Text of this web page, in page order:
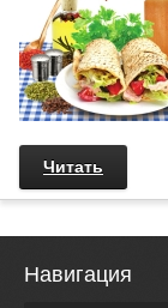
Читать
Навигация